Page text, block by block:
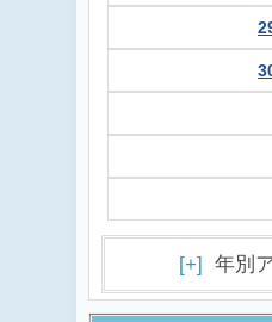
[+] 年別